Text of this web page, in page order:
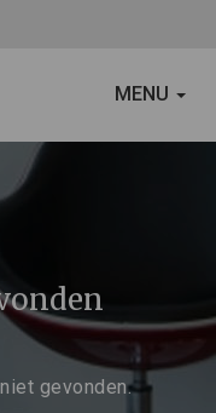
SCHAKEL
MENU
gevonden.